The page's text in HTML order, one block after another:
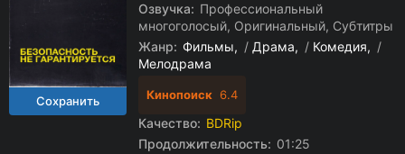
Озвучка: Профессиональный
многоголосый, Оригинальный, Субтитры
Жанр: Фильмы / Драма / Комедия
/
Мелодрама
Кинопоиск 6.4
Качество: BDRip
Продолжительность: 01:25